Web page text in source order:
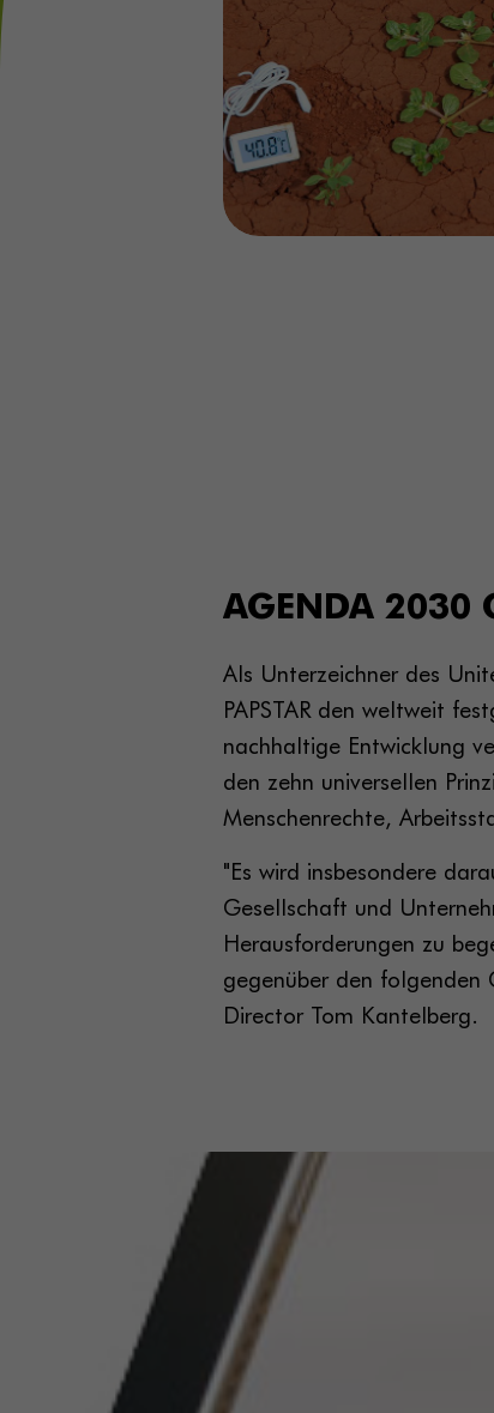
AGENDA 2030
Als Unterzeichner des
PAPSTAR den weltweit
nachhaltige Entwicklung
den zehn universellen
Menschenrechte,
"Es wird insbesondere
Gesellschaft und
Herausforderungen zu
gegenüber den folgenden
Director Tom Kantelberg.